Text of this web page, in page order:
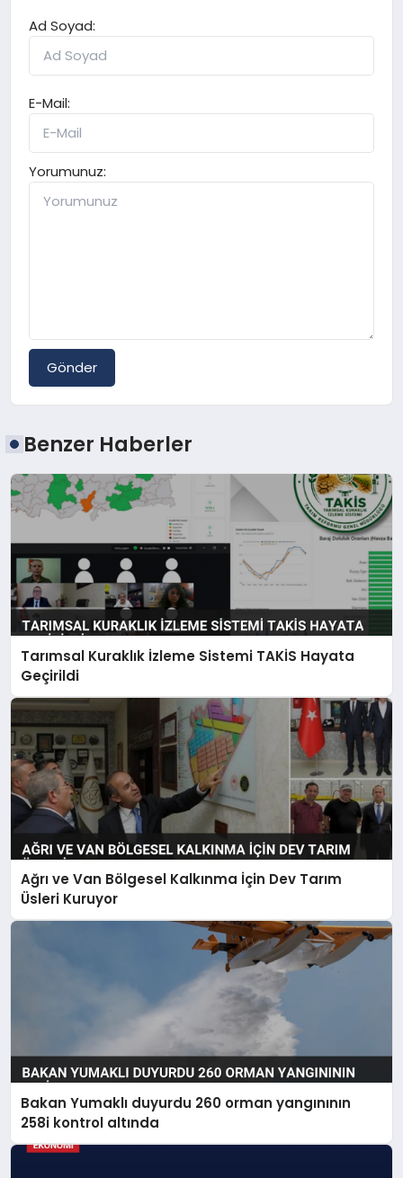
Ad Soyad:
E-Mail:
Yorumunuz:
Gönder
Benzer Haberler
Tarımsal Kuraklık İzleme Sistemi TAKİS Hayata
Geçirildi
Ağrı ve Van Bölgesel Kalkınma İçin Dev Tarım
Üsleri Kuruyor
Bakan Yumaklı duyurdu 260 orman yangınının
258i kontrol altında